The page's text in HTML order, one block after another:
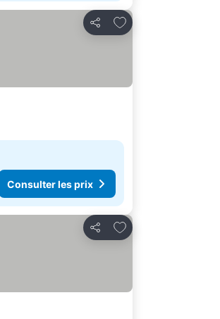
Partager
Ajouter à mes favoris
Consulter les prix
Partager
Ajouter à mes favoris